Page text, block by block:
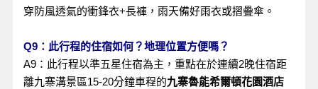
穿防風透氣的衝鋒衣+長褲，雨天備好雨衣或摺疊傘。
Q9：此行程的住宿如何？地理位置方便嗎？
A9：此行程以準五星住宿為主，重點在於連續2晚住宿距
離九寨溝景區15-20分鐘車程的九寨魯能希爾頓花園酒店